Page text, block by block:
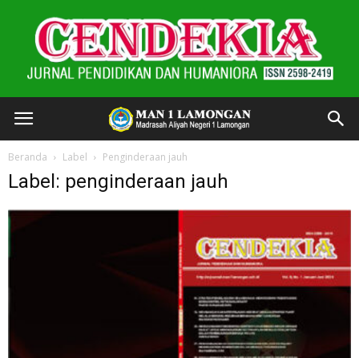
Beranda Label Penginderaan jauh
Label: penginderaan jauh